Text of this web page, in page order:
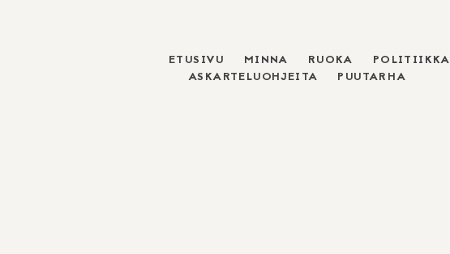
ETUSIVU MINNA RUOKA
POLITIIKKA
ASKARTELUOHJEITA
PUUTARHA